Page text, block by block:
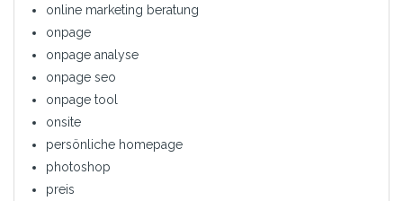
online marketing beratung
onpage
onpage analyse
onpage seo
onpage tool
onsite
persönliche homepage
photoshop
preis